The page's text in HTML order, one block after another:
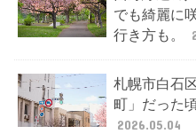
でも綺麗に
行き方も。
札幌市白石
町」だった
2026.05.04